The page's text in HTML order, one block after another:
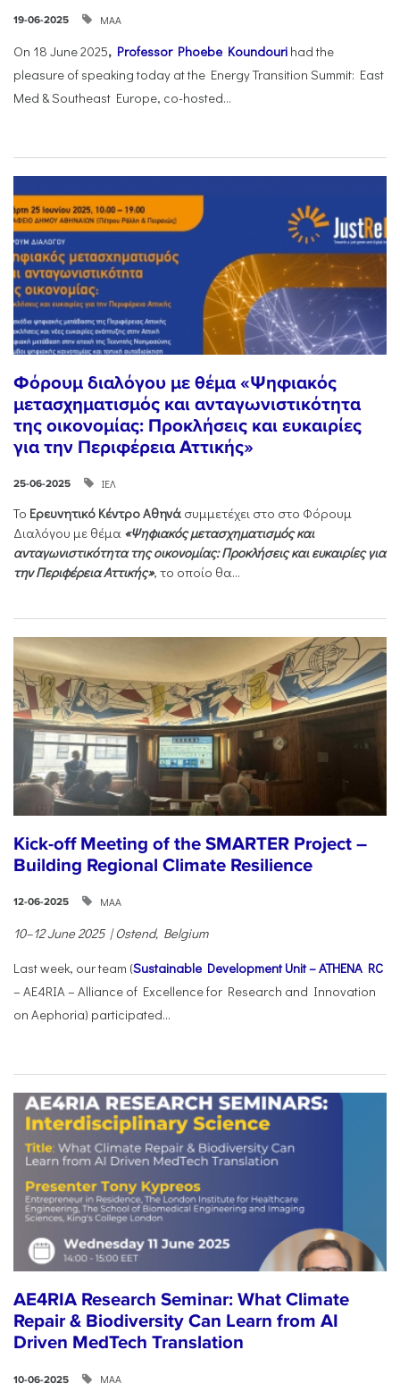
19-06-2025 ΜΑΑ
On 18 June 2025, Professor Phoebe Koundouri had the
pleasure of speaking today at the Energy Transition Summit: East
Med & Southeast Europe, co-hosted...
Φόρουμ διαλόγου με θέμα «Ψηφιακός
μετασχηματισμός και ανταγωνιστικότητα
της οικονομίας: Προκλήσεις και ευκαιρίες
για την Περιφέρεια Αττικής»
25-06-2025 ΙΕΛ
Το Ερευνητικό Κέντρο Αθηνά συμμετέχει στο στο Φόρουμ
Διαλόγου με θέμα «Ψηφιακός μετασχηματισμός και
ανταγωνιστικότητα της οικονομίας: Προκλήσεις και ευκαιρίες για
την Περιφέρεια Αττικής», το οποίο θα...
Kick-off Meeting of the SMARTER Project –
Building Regional Climate Resilience
12-06-2025 ΜΑΑ
10–12 June 2025 | Ostend, Belgium
Last week, our team (Sustainable Development Unit – ATHENA RC
– AE4RIA – Alliance of Excellence for Research and Innovation
on Aephoria) participated...
AE4RIA Research Seminar: What Climate
Repair & Biodiversity Can Learn from AI
Driven MedTech Translation
10-06-2025 ΜΑΑ